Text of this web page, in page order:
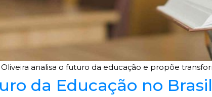
analisa o futuro da educação e propõe
da Educação no Brasil